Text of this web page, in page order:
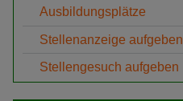
Ausbildungsplätze
Stellenanzeige aufgeben
Stellengesuch aufgeben